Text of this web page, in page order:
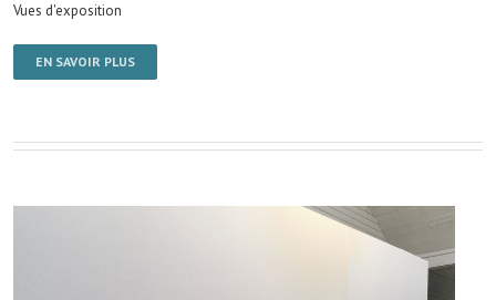
Vues d'exposition
EN SAVOIR PLUS